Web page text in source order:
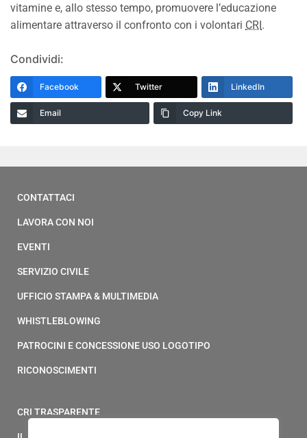
vitamine e, allo stesso tempo, promuovere l’educazione
alimentare attraverso il confronto con i volontari CRI .
Condividi:
Facebook Twitter LinkedIn
Email Copy Link
CONTATTACI
LAVORA CON NOI
EVENTI
SERVIZIO CIVILE
UFFICIO STAMPA & MULTIMEDIA
WHISTLEBLOWING
PATROCINI E CONCESSIONE USO LOGOTIPO
RICONOSCIMENTI
CRI TRASPARENTE